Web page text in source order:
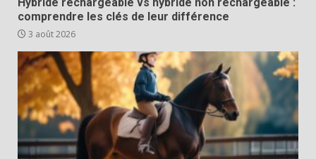
comprendre les clés de leur différence
3 août 2026